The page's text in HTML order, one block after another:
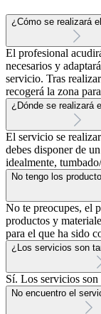
¿Cómo se realizará
El profesional
necesarios y
servicio. Tras
recogerá la zona
¿Dónde se realizará
El servicio se
debes disponer de
idealmente,
No tengo los
No te preocupes, el
productos y
para el que ha sido
¿Los servicios son
Sí. Los servicios son
No encuentro el